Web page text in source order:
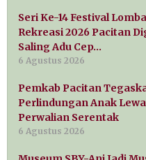
Seri Ke-14 Festival
Rekreasi 2026 Pacitan
Saling Adu Cep…
6 Agustus 2026
Pemkab Pacitan
Perlindungan Anak
Perwalian Serentak
6 Agustus 2026